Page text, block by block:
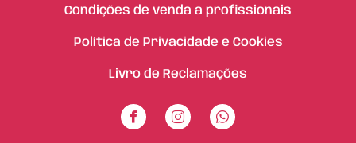
Condições de venda a profissionais
Política de Privacidade e Cookies
Livro de Reclamações